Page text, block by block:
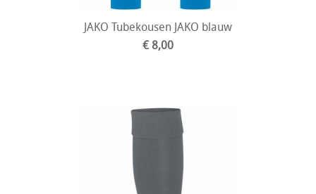
JAKO Tubekousen JAKO blauw
€ 8,00